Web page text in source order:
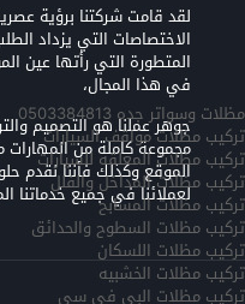
لقد قامت شركتنا برؤية
الاختصاصات التي يزداد
المتطورة التي رأتها عين
في هذا المجال،
جوهر عملنا هو التصميم
مجموعة كاملة من
الموقع وكذلك فأننا نقدم
لعملائنا في جميع خدماتنا
مظلات وسواتر جده 0503384813
تركيب مظلات مواقف السيارات
تركيب مظلات المعلقه للسيارات
تركيب مظلات المداخل والفلل
تركيب مظلات المسابح
تركيب مظلات السطوح والحدائق
تركيب مظلات اللسكان
تركيب مظلات الخشبيه
تركيب مظلات البي في سي